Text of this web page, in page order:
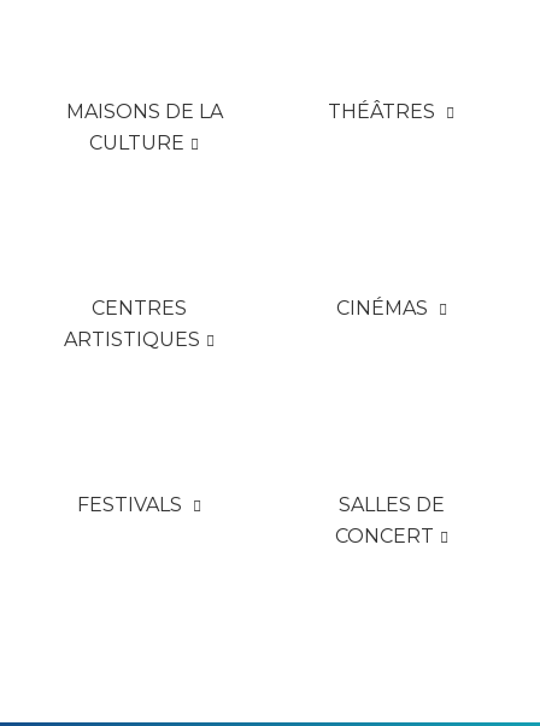
MAI­SONS DE LA
CULTURE
THÉÂTRES
CENTRES
ARTIS­TIQUES
CINÉ­MAS
FES­TI­VALS
SALLES DE
CONCERT